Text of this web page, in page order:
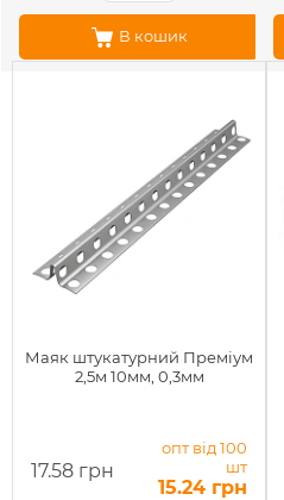
В кошик
Маяк штукатурний Преміум
2,5м 10мм, 0,3мм
17.58 грн
опт від 100
шт
15.24 грн